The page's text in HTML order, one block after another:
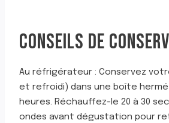
CONSEILS DE
Au réfrigérateur : Conservez
et refroidi) dans une boîte
heures. Réchauffez-le 20 à 30
ondes avant dégustation pour